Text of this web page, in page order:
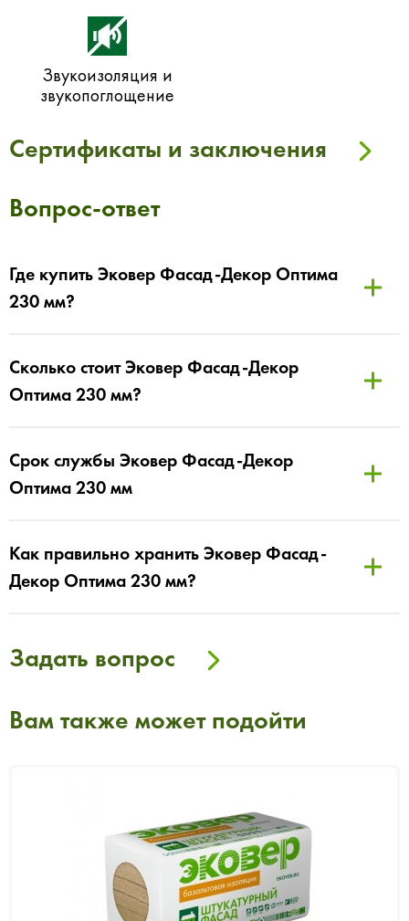
Звукоизоляция и
звукопоглощение
Сертификаты и заключения
Вопрос-ответ
Где купить Эковер Фасад-Декор Оптима
230 мм?
Сколько стоит Эковер Фасад-Декор
Оптима 230 мм?
Срок службы Эковер Фасад-Декор
Оптима 230 мм
Как правильно хранить Эковер Фасад-
Декор Оптима 230 мм?
Задать вопрос
Вам также может подойти